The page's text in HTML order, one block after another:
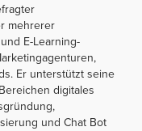
mehrerer
E-Learning-
Er unterstützt seine
digitales
und Chat Bot